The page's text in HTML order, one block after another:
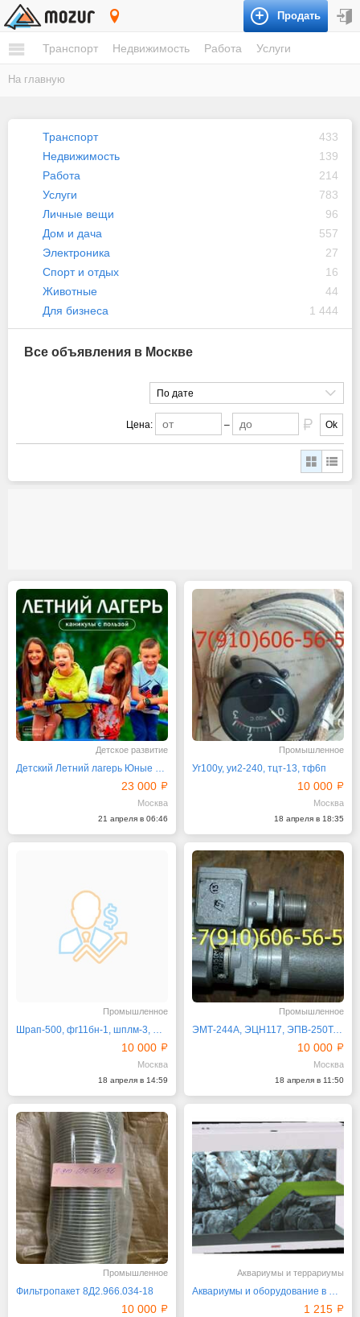
Продать
Транспорт Недвижимость Работа Услуги
На главную
Транспорт
433
Недвижимость
139
Работа
214
Услуги
783
Личные вещи
96
Дом и дача
557
Электроника
27
Спорт и отдых
16
Животные
44
Для бизнеса
1 444
Все объявления в Москве
По дате
Цена: – Ok
Детское развитие
Детский Летний лагерь Юные Знатоки
23 000
Москва
21 апреля в 06:46
Промышленное
Уг100у, уи2-240, тцт-13, тф6п
10 000
Москва
18 апреля в 18:35
Промышленное
Шрап-500, фг11бн-1, шплм-3, фг35-10
10 000
Москва
18 апреля в 14:59
Промышленное
ЭМТ-244А, ЭЦН117, ЭПВ-250Т, ЭЦН-91Б
10 000
Москва
18 апреля в 11:50
Промышленное
Фильтропакет 8Д2.966.034-18
10 000
Аквариумы и террариумы
Аквариумы и оборудование в магазине Аквас
1 215